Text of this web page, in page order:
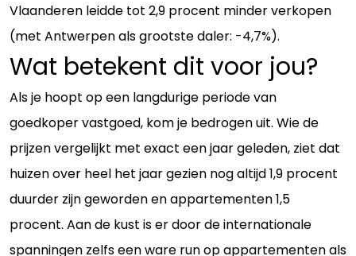
Vlaanderen leidde tot 2,9 procent minder verkopen
(met Antwerpen als grootste daler: -4,7%).
Wat betekent dit voor jou?
Als je hoopt op een langdurige periode van
goedkoper vastgoed, kom je bedrogen uit. Wie de
prijzen vergelijkt met exact een jaar geleden, ziet dat
huizen over heel het jaar gezien nog altijd 1,9 procent
duurder zijn geworden en appartementen 1,5
procent. Aan de kust is er door de internationale
spanningen zelfs een ware run op appartementen als